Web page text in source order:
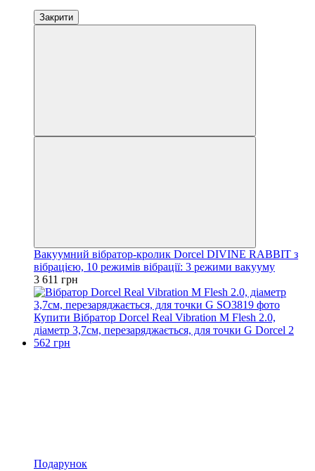
Закрити
Вакуумний вібратор-кролик Dorcel DIVINE RABBIT з
вібрацією, 10 режимів вібрації: 3 режими вакууму
3 611 грн
Подарунок